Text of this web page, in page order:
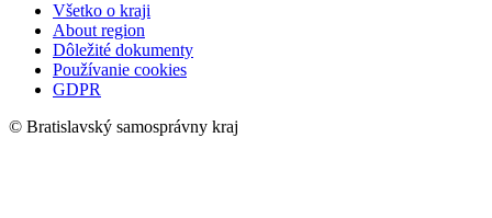
Všetko o kraji
About region
Dôležité dokumenty
Používanie cookies
GDPR
© Bratislavský samosprávny kraj